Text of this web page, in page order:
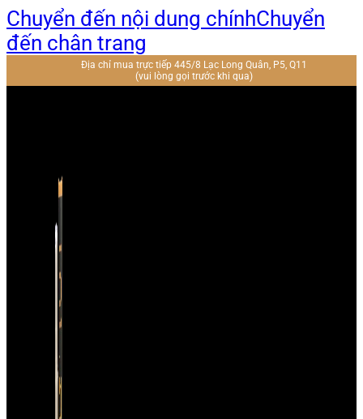
Chuyển đến nội dung chínhChuyển
đến chân trang
Địa chỉ mua trực tiếp 445/8 Lạc Long Quân, P5, Q11
(vui lòng gọi trước khi qua)